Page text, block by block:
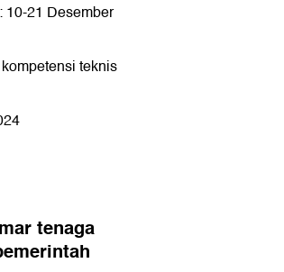
21 Desember
teknis
tenaga